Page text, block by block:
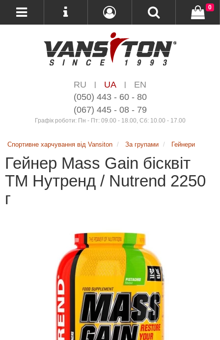
RU | UA |
EN
(050) 443 - 60 - 80
(067) 445 - 08 - 79
Графік роботи: Пн - Пт: 09.00 - 18.00, Сб: 10.00 - 17.00
0
Спортивне харчування від Vansiton За групами Гейнери
Гейнер Mass Gain бісквіт
ТМ Нутренд / Nutrend 2250
г